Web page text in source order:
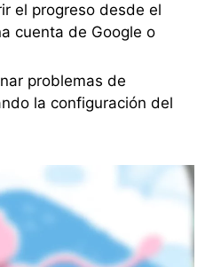
el progreso desde el
cuenta de Google o
problemas de
la configuración del